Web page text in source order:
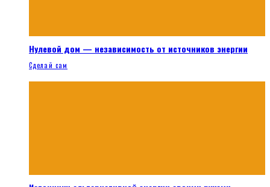
Нулевой дом — независимость от источников энергии
Сделай сам